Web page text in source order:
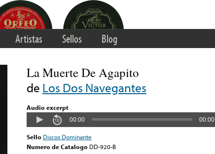
Artistas Sellos Blog
La Muerte De Agapito
de Los Dos Navegantes
Audio excerpt
00:00 00:00
Sello Discos Dominante
Numero de Catalogo DD-920-B